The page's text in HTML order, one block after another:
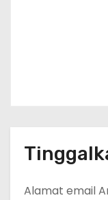
Alamat email